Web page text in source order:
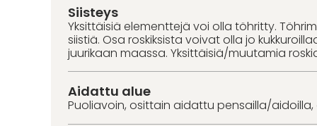
Siisteys
Yksittäisiä elementtejä voi olla töhritty.
siistiä. Osa roskiksista voivat olla jo
juurikaan maassa. Yksittäisiä/muutamia
Aidattu alue
Puoliavoin, osittain aidattu pensailla/aidoilla,